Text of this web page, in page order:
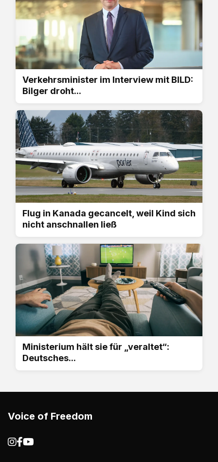
Verkehrsminister im Interview mit BILD:
Bilger droht...
Flug in Kanada gecancelt, weil Kind sich
nicht anschnallen ließ
Ministerium hält sie für „veraltet“:
Deutsches...
Voice of Freedom